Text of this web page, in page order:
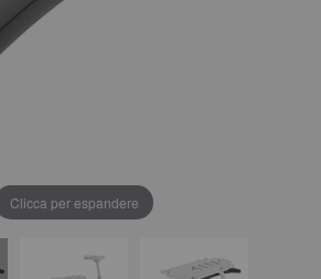
Clicca per espandere